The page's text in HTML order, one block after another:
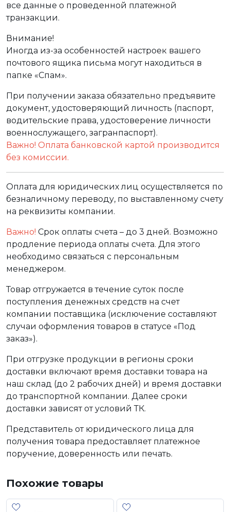
все данные о проведенной платежной
транзакции.
Внимание!
Иногда из-за особенностей настроек вашего
почтового ящика письма могут находиться в
папке «Спам».
При получении заказа обязательно предъявите
документ, удостоверяющий личность (паспорт,
водительские права, удостоверение личности
военнослужащего, загранпаспорт).
Важно! Оплата банковской картой производится
без комиссии.
Оплата для юридических лиц осуществляется по
безналичному переводу, по выставленному счету
на реквизиты компании.
Важно! Срок оплаты счета – до 3 дней. Возможно
продление периода оплаты счета. Для этого
необходимо связаться с персональным
менеджером.
Товар отгружается в течение суток после
поступления денежных средств на счет
компании поставщика (исключение составляют
случаи оформления товаров в статусе «Под
заказ»).
При отгрузке продукции в регионы сроки
доставки включают время доставки товара на
наш склад (до 2 рабочих дней) и время доставки
до транспортной компании. Далее сроки
доставки зависят от условий ТК.
Представитель от юридического лица для
получения товара предоставляет платежное
поручение, доверенность или печать.
Похожие товары